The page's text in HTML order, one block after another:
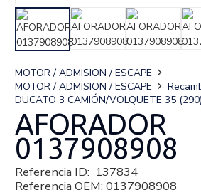
MOTOR / ADMISION / ESCAPE
MOTOR / ADMISION / ESCAPE
DUCATO 3 CAMIÓN/VOLQUETE 35 (290)
AFORADOR
0137908908
Referencia ID: 137834
Referencia OEM: 0137908908